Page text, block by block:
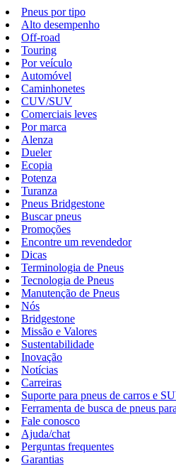
Pneus por tipo
Alto desempenho
Off-road
Touring
Por veículo
Automóvel
Caminhonetes
CUV/SUV
Comerciais leves
Por marca
Alenza
Dueler
Ecopia
Potenza
Turanza
Pneus Bridgestone
Buscar pneus
Promoções
Encontre um revendedor
Dicas
Terminologia de Pneus
Tecnologia de Pneus
Manutenção de Pneus
Nós
Bridgestone
Missão e Valores
Sustentabilidade
Inovação
Notícias
Carreiras
Suporte para pneus de carros e
Ferramenta de busca de pneus
Fale conosco
Ajuda/chat
Perguntas frequentes
Garantias